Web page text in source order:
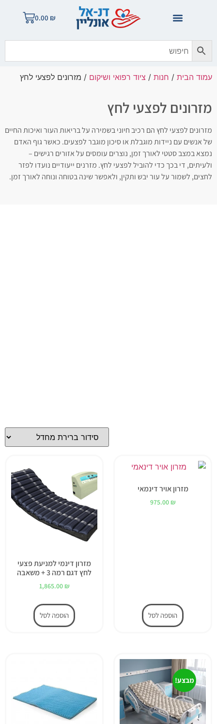
0.00 ₪
עמוד הבית / חנות / ציוד רפואי ושיקום / מזרונים לפצעי לחץ
מזרונים לפצעי לחץ
מזרונים לפצעי לחץ הם רכיב חיוני בשמירה על בריאות העור ואיכות החיים
של אנשים עם ניידות מוגבלת או סיכון מוגבר לפצעים. כאשר גוף האדם
נמצא במצב סטטי לאורך זמן, נוצרים עומסים על אזורים רגישים –
ולעיתים, די בכך כדי להוביל לפצעי לחץ. מזרנים ייעודיים נועדו לפזר
לחצים, לשמור על עור יבש ותקין, ולאפשר שינה בטוחה ונוחה לאורך זמן.
מזרון אויר דינמאי
975.00 ₪
הוספה לסל
מזרון דינמי למניעת פצעי
לחץ דגם רמה 3 + משאבה
1,865.00 ₪
הוספה לסל
מבצע!